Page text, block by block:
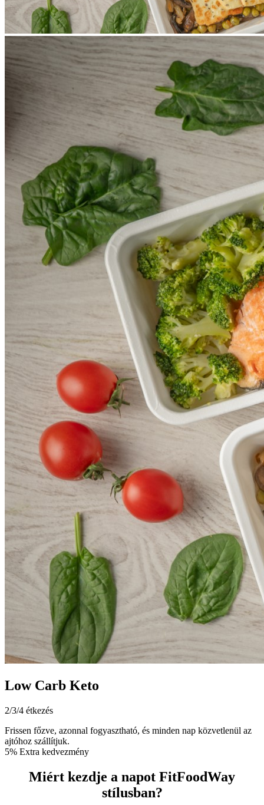
Low Carb Keto
2/3/4 étkezés
Frissen főzve, azonnal fogyasztható, és minden nap közvetlenül az
ajtóhoz szállítjuk.
5% Extra kedvezmény
Miért kezdje a napot FitFoodWay
stílusban?